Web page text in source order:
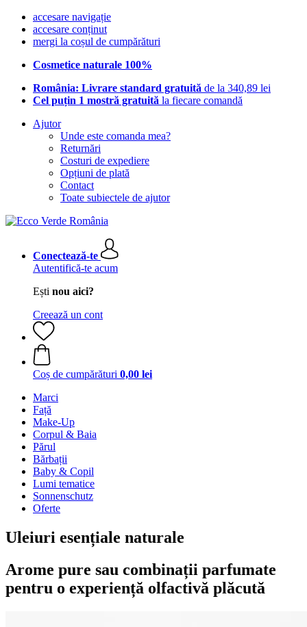
accesare navigație
accesare conținut
mergi la coșul de cumpărături
Cosmetice naturale 100%
România: Livrare standard gratuită de la 340,89 lei
Cel puțin 1 mostră gratuită la fiecare comandă
Ajutor
Unde este comanda mea?
Returnări
Costuri de expediere
Opțiuni de plată
Contact
Toate subiectele de ajutor
Conectează-te
Autentifică-te acum
Ești nou aici?
Creează un cont
Coș de cumpărături 0,00 lei
Marci
Față
Make-Up
Corpul & Baia
Părul
Bărbații
Baby & Copil
Lumi tematice
Sonnenschutz
Oferte
Uleiuri esențiale naturale
Arome pure sau combinații parfumate
pentru o experiență olfactivă plăcută